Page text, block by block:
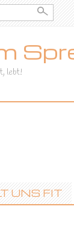
lebt!
UNS FIT